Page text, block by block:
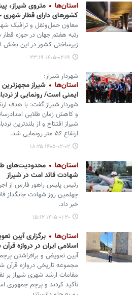
استان‌ها
متروی شیراز،
کشورهای دارای قطار
معاون حمل‌ونقل و ترافیک
رتبه هفتم جهان در حوزه
زیرساختی کشور در این
۱۴۰۵-۰۲-۱۹ ۲۳:۱۹
شهردار شیراز:
استان‌ها
شیراز
ایمنی است/ رونمایی از نردبان ۵۶
شهردار شیراز گفت: با هدف
شیراز افتتاح و از بلندترین
ارتفاع ۵۶ متر رونمایی شد.
۱۴۰۵-۰۲-۰۲ ۱۸:۲۵
استان‌ها
محدودیت‌های
شهادت قائد امت در شیراز
رئیس پلیس راهور فارس از
چهلمین روز شهادت جانگداز
خبر داد.
۱۴۰۵-۰۱-۲۰ ۱۵:۱۲
استان‌ها
برگزاری آیین
اسلامی ایران در دروازه قرآن
آیین تعویض و برافراشتن
مجموعه تاریخی دروازه قرآن
مقامات ارشد شهری شیراز
تأکید کردند و پرچم جمهوری